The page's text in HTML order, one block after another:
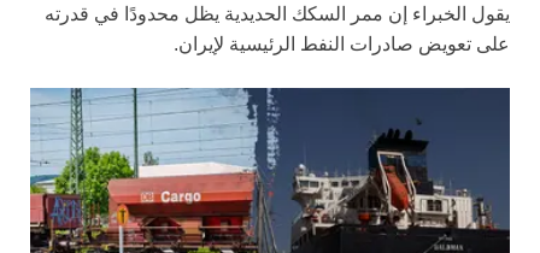
يقول الخبراء إن ممر السكك الحديدية يظل محدودًا في قدرته
على تعويض صادرات النفط الرئيسية لإيران.